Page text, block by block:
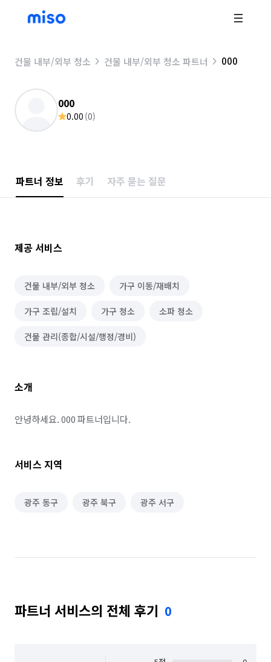
건물 내부/외부 청소 건물 내부/외부 청소 파트너 000
000
0.00 (0)
파트너 정보 후기 자주 묻는 질문
제공 서비스
건물 내부/외부 청소 가구 이동/재배치
가구 조립/설치 가구 청소 소파 청소
건물 관리(종합/시설/행정/경비)
소개
안녕하세요. 000 파트너입니다.
서비스 지역
광주 동구 광주 북구 광주 서구
파트너 서비스의 전체 후기 0